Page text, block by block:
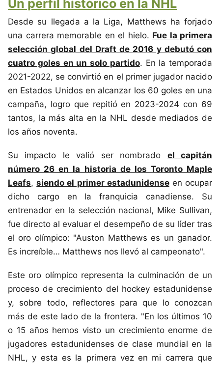
Un perfil histórico en la NHL
Desde su llegada a la Liga, Matthews ha forjado
una carrera memorable en el hielo. Fue la primera
selección global del Draft de 2016 y debutó con
cuatro goles en un solo partido. En la temporada
2021-2022, se convirtió en el primer jugador nacido
en Estados Unidos en alcanzar los 60 goles en una
campaña, logro que repitió en 2023-2024 con 69
tantos, la más alta en la NHL desde mediados de
los años noventa.
Su impacto le valió ser nombrado el capitán
número 26 en la historia de los Toronto Maple
Leafs,siendo el primer estadunidenseen ocupar
dicho cargo en la franquicia canadiense. Su
entrenador en la selección nacional, Mike Sullivan,
fue directo al evaluar el desempeño de su líder tras
el oro olímpico: "Auston Matthews es un ganador.
Es increíble… Matthews nos llevó al campeonato".
Este oro olímpico representa la culminación de un
proceso de crecimiento del hockey estadunidense
y, sobre todo, reflectores para que lo conozcan
más de este lado de la frontera. "En los últimos 10
o 15 años hemos visto un crecimiento enorme de
jugadores estadunidenses de clase mundial en la
NHL, y esta es la primera vez en mi carrera que